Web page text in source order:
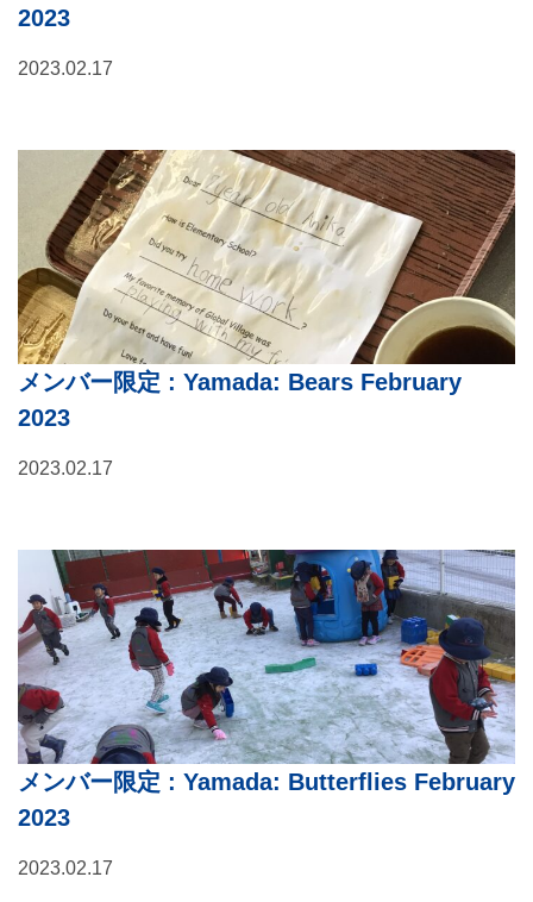
2023
2023.02.17
メンバー限定 : Yamada: Bears February
2023
2023.02.17
メンバー限定 : Yamada: Butterflies February
2023
2023.02.17